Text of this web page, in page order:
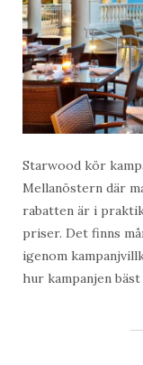
Starwood kör
Mellanöstern där
rabatten är i
priser. Det finns
igenom
hur kampanjen